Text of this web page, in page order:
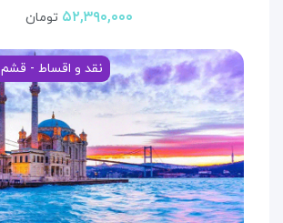
۵۲,۳۹۰,۰۰۰ تومان
نقد و اقساط - قشم